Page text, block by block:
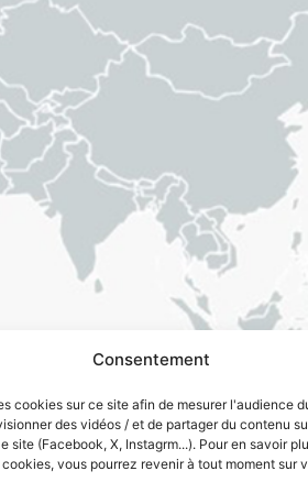
Consentement
cookies sur ce site afin de mesurer l'audience
des vidéos / et de partager du contenu
site (Facebook, X, Instagrm...). Pour en savoir
vous pourrez revenir à tout moment sur